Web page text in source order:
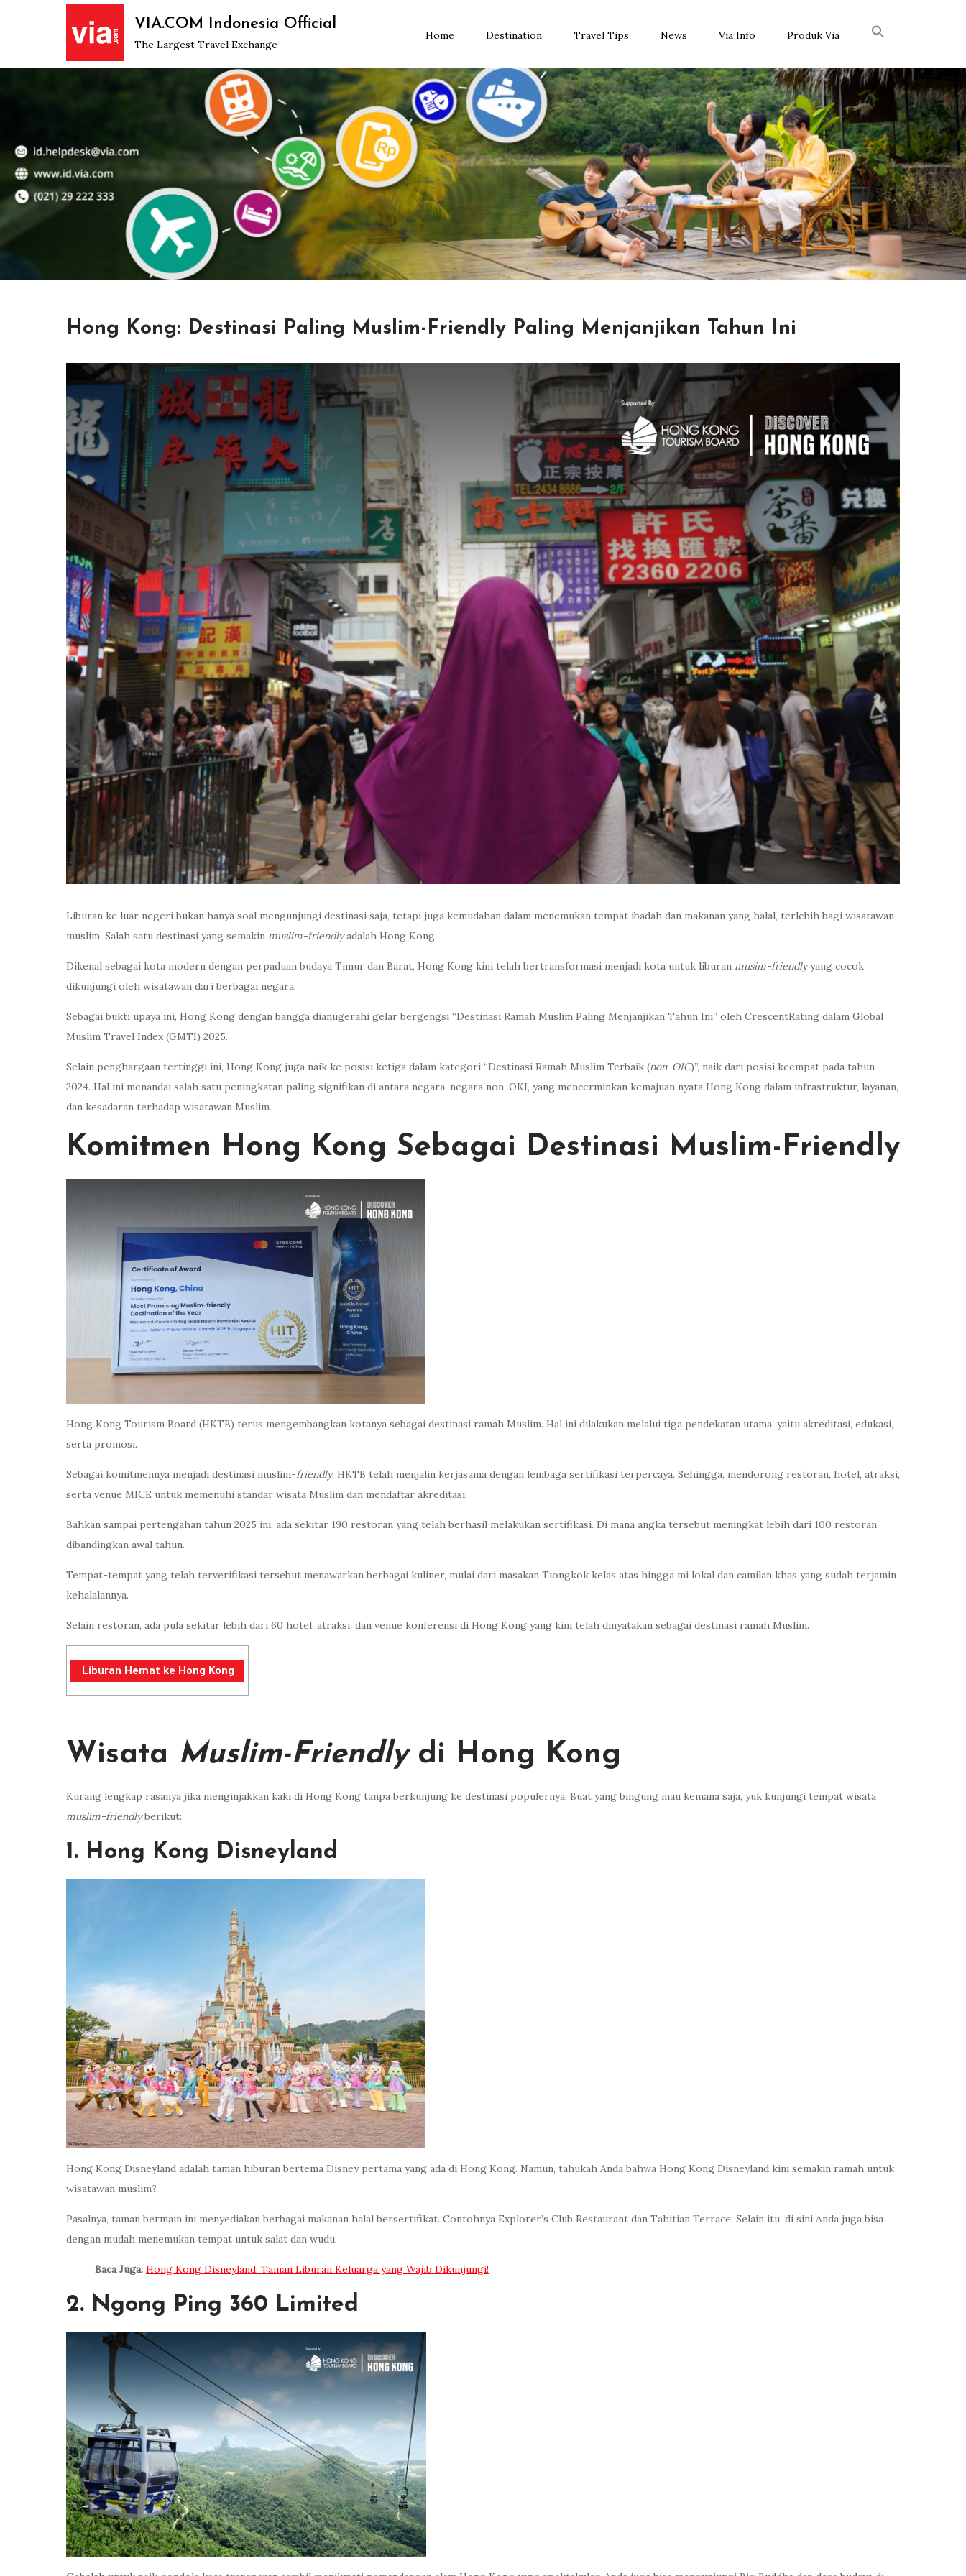
VIA.COM Indonesia Official
The Largest Travel Exchange
Home Destination Travel Tips News Via Info Produk Via
Hong Kong: Destinasi Paling Muslim-Friendly Paling Menjanjikan Tahun Ini
Liburan ke luar negeri bukan hanya soal mengunjungi destinasi saja, tetapi juga kemudahan dalam menemukan tempat ibadah dan makanan yang halal, terlebih bagi wisatawan
muslim. Salah satu destinasi yang semakin muslim-friendlyadalah Hong Kong.
Dikenal sebagai kota modern dengan perpaduan budaya Timur dan Barat, Hong Kong kini telah bertransformasi menjadi kota untuk liburan musim-friendlyyang cocok
dikunjungi oleh wisatawan dari berbagai negara.
Sebagai bukti upaya ini, Hong Kong dengan bangga dianugerahi gelar bergengsi “Destinasi Ramah Muslim Paling Menjanjikan Tahun Ini” oleh CrescentRating dalam Global
Muslim Travel Index (GMTI) 2025.
Selain penghargaan tertinggi ini, Hong Kong juga naik ke posisi ketiga dalam kategori “Destinasi Ramah Muslim Terbaik (non-OIC)”, naik dari posisi keempat pada tahun
2024. Hal ini menandai salah satu peningkatan paling signifikan di antara negara-negara non-OKI, yang mencerminkan kemajuan nyata Hong Kong dalam infrastruktur, layanan,
dan kesadaran terhadap wisatawan Muslim.
Komitmen Hong Kong Sebagai Destinasi Muslim-Friendly
Hong Kong Tourism Board (HKTB) terus mengembangkan kotanya sebagai destinasi ramah Muslim. Hal ini dilakukan melalui tiga pendekatan utama, yaitu akreditasi, edukasi,
serta promosi.
Sebagai komitmennya menjadi destinasi muslim-friendly, HKTB telah menjalin kerjasama dengan lembaga sertifikasi terpercaya. Sehingga, mendorong restoran, hotel, atraksi,
serta venue MICE untuk memenuhi standar wisata Muslim dan mendaftar akreditasi.
Bahkan sampai pertengahan tahun 2025 ini, ada sekitar 190 restoran yang telah berhasil melakukan sertifikasi. Di mana angka tersebut meningkat lebih dari 100 restoran
dibandingkan awal tahun.
Tempat-tempat yang telah terverifikasi tersebut menawarkan berbagai kuliner, mulai dari masakan Tiongkok kelas atas hingga mi lokal dan camilan khas yang sudah terjamin
kehalalannya.
Selain restoran, ada pula sekitar lebih dari 60 hotel, atraksi, dan venue konferensi di Hong Kong yang kini telah dinyatakan sebagai destinasi ramah Muslim.
Liburan Hemat ke Hong Kong
Wisata Muslim-Friendly di Hong Kong
Kurang lengkap rasanya jika menginjakkan kaki di Hong Kong tanpa berkunjung ke destinasi populernya. Buat yang bingung mau kemana saja, yuk kunjungi tempat wisata
muslim-friendlyberikut:
1. Hong Kong Disneyland
Hong Kong Disneyland adalah taman hiburan bertema Disney pertama yang ada di Hong Kong. Namun, tahukah Anda bahwa Hong Kong Disneyland kini semakin ramah untuk
wisatawan muslim?
Pasalnya, taman bermain ini menyediakan berbagai makanan halal bersertifikat. Contohnya Explorer’s Club Restaurant dan Tahitian Terrace. Selain itu, di sini Anda juga bisa
dengan mudah menemukan tempat untuk salat dan wudu.
Baca Juga: Hong Kong Disneyland: Taman Liburan Keluarga yang Wajib Dikunjungi!
2. Ngong Ping 360 Limited